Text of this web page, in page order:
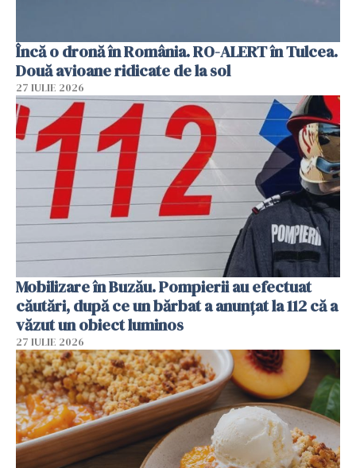
Încă o dronă în România. RO-ALERT în Tulcea.
Două avioane ridicate de la sol
27 IULIE 2026
Mobilizare în Buzău. Pompierii au efectuat
căutări, după ce un bărbat a anunțat la 112 că a
văzut un obiect luminos
27 IULIE 2026